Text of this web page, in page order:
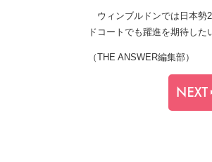
ウィンブルドンでは日本勢
ドコートでも躍進を期待した
（THE ANSWER編集部）